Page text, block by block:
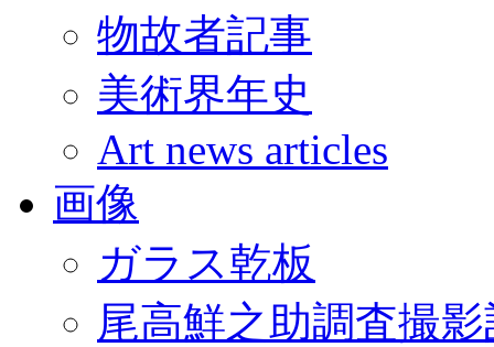
物故者記事
美術界年史
Art news articles
画像
ガラス乾板
尾高鮮之助調査撮